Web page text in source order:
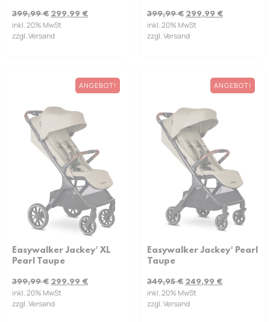
399,99€ 299,99 €
inkl. 20% MwSt
zzgl. Versand
399,99€ 299,99 €
inkl. 20% MwSt
zzgl. Versand
ANGEBOT!
Easywalker Jackey² XL
Pearl Taupe
399,99€ 299,99 €
inkl. 20% MwSt
zzgl. Versand
ANGEBOT!
Easywalker Jackey² Pearl
Taupe
349,95€ 249,99 €
inkl. 20% MwSt
zzgl. Versand